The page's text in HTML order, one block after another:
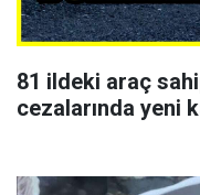
81 ildeki araç
cezalarında yeni